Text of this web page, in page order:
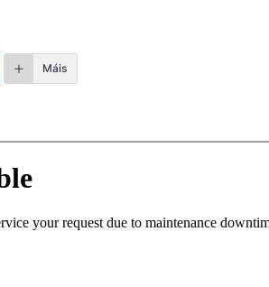
Máis